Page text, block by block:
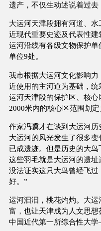
遗产，不仅生动述说着过去
大运河天津段拥有河道、水
近现代重要史迹及代表性
运河沿线有各级文物保护
单位9处。
我市根据大运河文化影响
近使用的主河道为基础，
运河天津段的保护区、核
2000米内的核心区范围划定
作家冯骥才在谈到大运河历
大运河的风光发生了很多
已成遗迹。但是历史的大鸟
这些羽毛就是大运河的遗
没法证实这只大鸟曾经飞
好。”
运河汩汩，桃花灼灼。大
富，也让天津成为人文思想
中国近代第一所综合性大